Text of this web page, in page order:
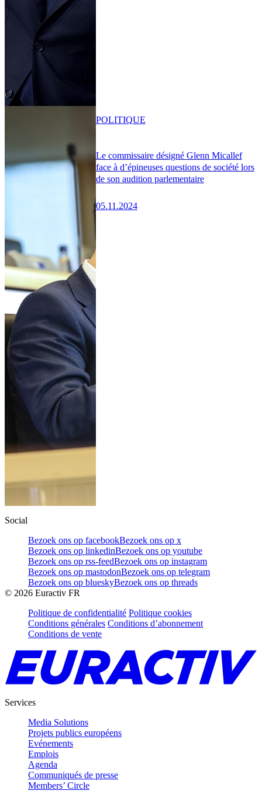
Le commissaire désigné Glenn Micallef
face à d’épineuses questions de société lors
de son audition parlementaire
05.11.2024
POLITIQUE
Social
Bezoek ons op facebookBezoek ons op x
Bezoek ons op linkedinBezoek ons op youtube
Bezoek ons op rss-feedBezoek ons op instagram
Bezoek ons op mastodonBezoek ons op telegram
Bezoek ons op blueskyBezoek ons op threads
© 2026 Euractiv FR
Politique de confidentialité Politique cookies
Conditions générales Conditions d’abonnement
Conditions de vente
Services
Media Solutions
Projets publics européens
Evénements
Emplois
Agenda
Communiqués de presse
Members’ Circle